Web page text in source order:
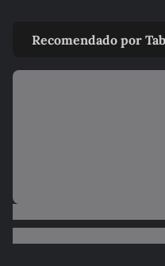
GAME ON
edição
Recomendado por